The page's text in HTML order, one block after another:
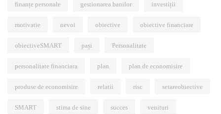
finanțe personale gestionarea banilor investiții
motivatie nevoi obiective obiective financiare
obiectiveSMART pași Personalitate
personalitate financiara plan plan de economisire
produse de economisire relatii risc setareobiective
SMART stima de sine succes venituri